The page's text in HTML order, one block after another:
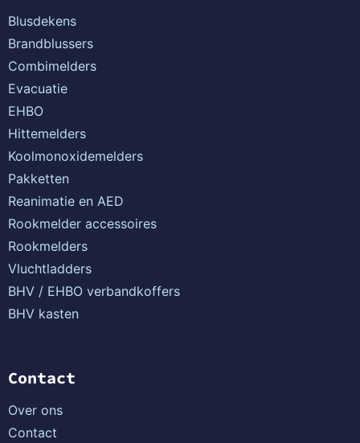
Blusdekens
Brandblussers
Combimelders
Evacuatie
EHBO
Hittemelders
Koolmonoxidemelders
Pakketten
Reanimatie en AED
Rookmelder accessoires
Rookmelders
Vluchtladders
BHV / EHBO verbandkoffers
BHV kasten
Contact
Over ons
Contact